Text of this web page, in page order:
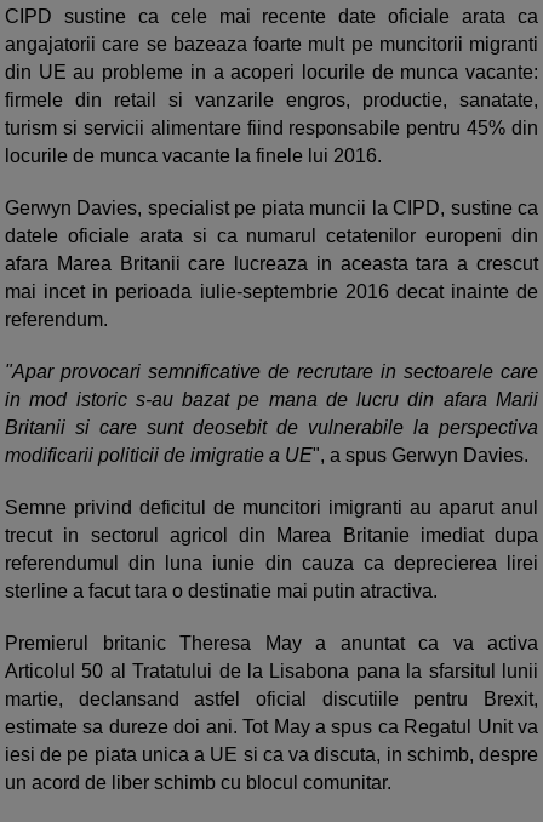
CIPD sustine ca cele mai recente date oficiale arata ca
angajatorii care se bazeaza foarte mult pe muncitorii migranti
din UE au probleme in a acoperi locurile de munca vacante:
firmele din retail si vanzarile engros, productie, sanatate,
turism si servicii alimentare fiind responsabile pentru 45% din
locurile de munca vacante la finele lui 2016.
Gerwyn Davies, specialist pe piata muncii la CIPD, sustine ca
datele oficiale arata si ca numarul cetatenilor europeni din
afara Marea Britanii care lucreaza in aceasta tara a crescut
mai incet in perioada iulie-septembrie 2016 decat inainte de
referendum.
"Apar provocari semnificative de recrutare in sectoarele care
in mod istoric s-au bazat pe mana de lucru din afara Marii
Britanii si care sunt deosebit de vulnerabile la perspectiva
modificarii politicii de imigratie a UE", a spus Gerwyn Davies.
Semne privind deficitul de muncitori imigranti au aparut anul
trecut in sectorul agricol din Marea Britanie imediat dupa
referendumul din luna iunie din cauza ca deprecierea lirei
sterline a facut tara o destinatie mai putin atractiva.
Premierul britanic Theresa May a anuntat ca va activa
Articolul 50 al Tratatului de la Lisabona pana la sfarsitul lunii
martie, declansand astfel oficial discutiile pentru Brexit,
estimate sa dureze doi ani. Tot May a spus ca Regatul Unit va
iesi de pe piata unica a UE si ca va discuta, in schimb, despre
un acord de liber schimb cu blocul comunitar.